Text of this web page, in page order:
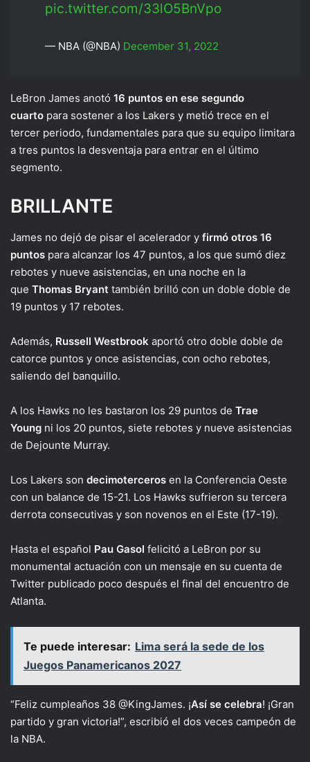
pic.twitter.com/33lO5BnVpo
— NBA (@NBA) December 31, 2022
LeBron James anotó 16 puntos en ese segundo
cuarto para sostener a los Lakers y metió trece en el
tercer periodo, fundamentales para que su equipo limitara
a tres puntos la desventaja para entrar en el último
segmento.
BRILLANTE
James no dejó de pisar el acelerador y firmó otros 16
puntos para alcanzar los 47 puntos, a los que sumó diez
rebotes y nueve asistencias, en una noche en la
que Thomas Bryant también brilló con un doble doble de
19 puntos y 17 rebotes.
Además, Russell Westbrook aportó otro doble doble de
catorce puntos y once asistencias, con ocho rebotes,
saliendo del banquillo.
A los Hawks no les bastaron los 29 puntos de Trae
Young ni los 20 puntos, siete rebotes y nueve asistencias
de Dejounte Murray.
Los Lakers son decimoterceros en la Conferencia Oeste
con un balance de 15-21. Los Hawks sufrieron su tercera
derrota consecutivas y son novenos en el Este (17-19).
Hasta el español Pau Gasol felicitó a LeBron por su
monumental actuación con un mensaje en su cuenta de
Twitter publicado poco después el final del encuentro de
Atlanta.
Te puede interesar: Lima será la sede de los
Juegos Panamericanos 2027
“Feliz cumpleaños 38 @KingJames. ¡Así se celebra! ¡Gran
partido y gran victoria!”, escribió el dos veces campeón de
la NBA.